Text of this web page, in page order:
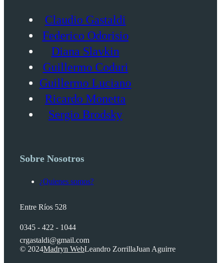
Claudio Gastaldi
Federico Odorisio
Diana Slavkin
Guillermo Coduri
Guillermo Luciano
Ricardo Monetta
Sergio Brodsky
Sobre Nosotros
¿Quienes somos?
Entre Ríos 528
0345 - 422 - 1044
crgastaldi@gmail.com
© 2024Madryn WebLeandro ZorrillaJuan Aguirre